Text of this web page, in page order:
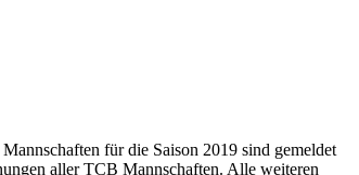
für die Saison 2019 sind gemeldet
aller TCB Mannschaften. Alle weiteren